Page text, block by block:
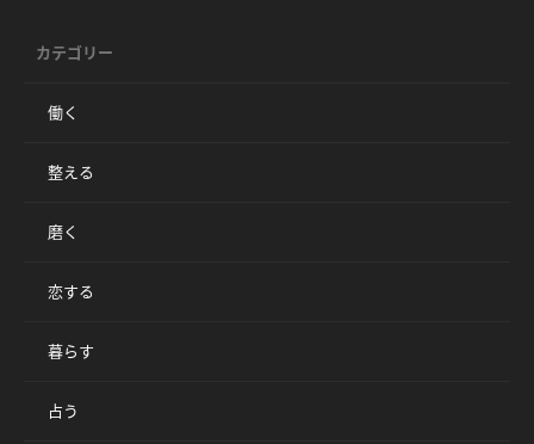
カテゴリー
働く
整える
磨く
恋する
暮らす
占う